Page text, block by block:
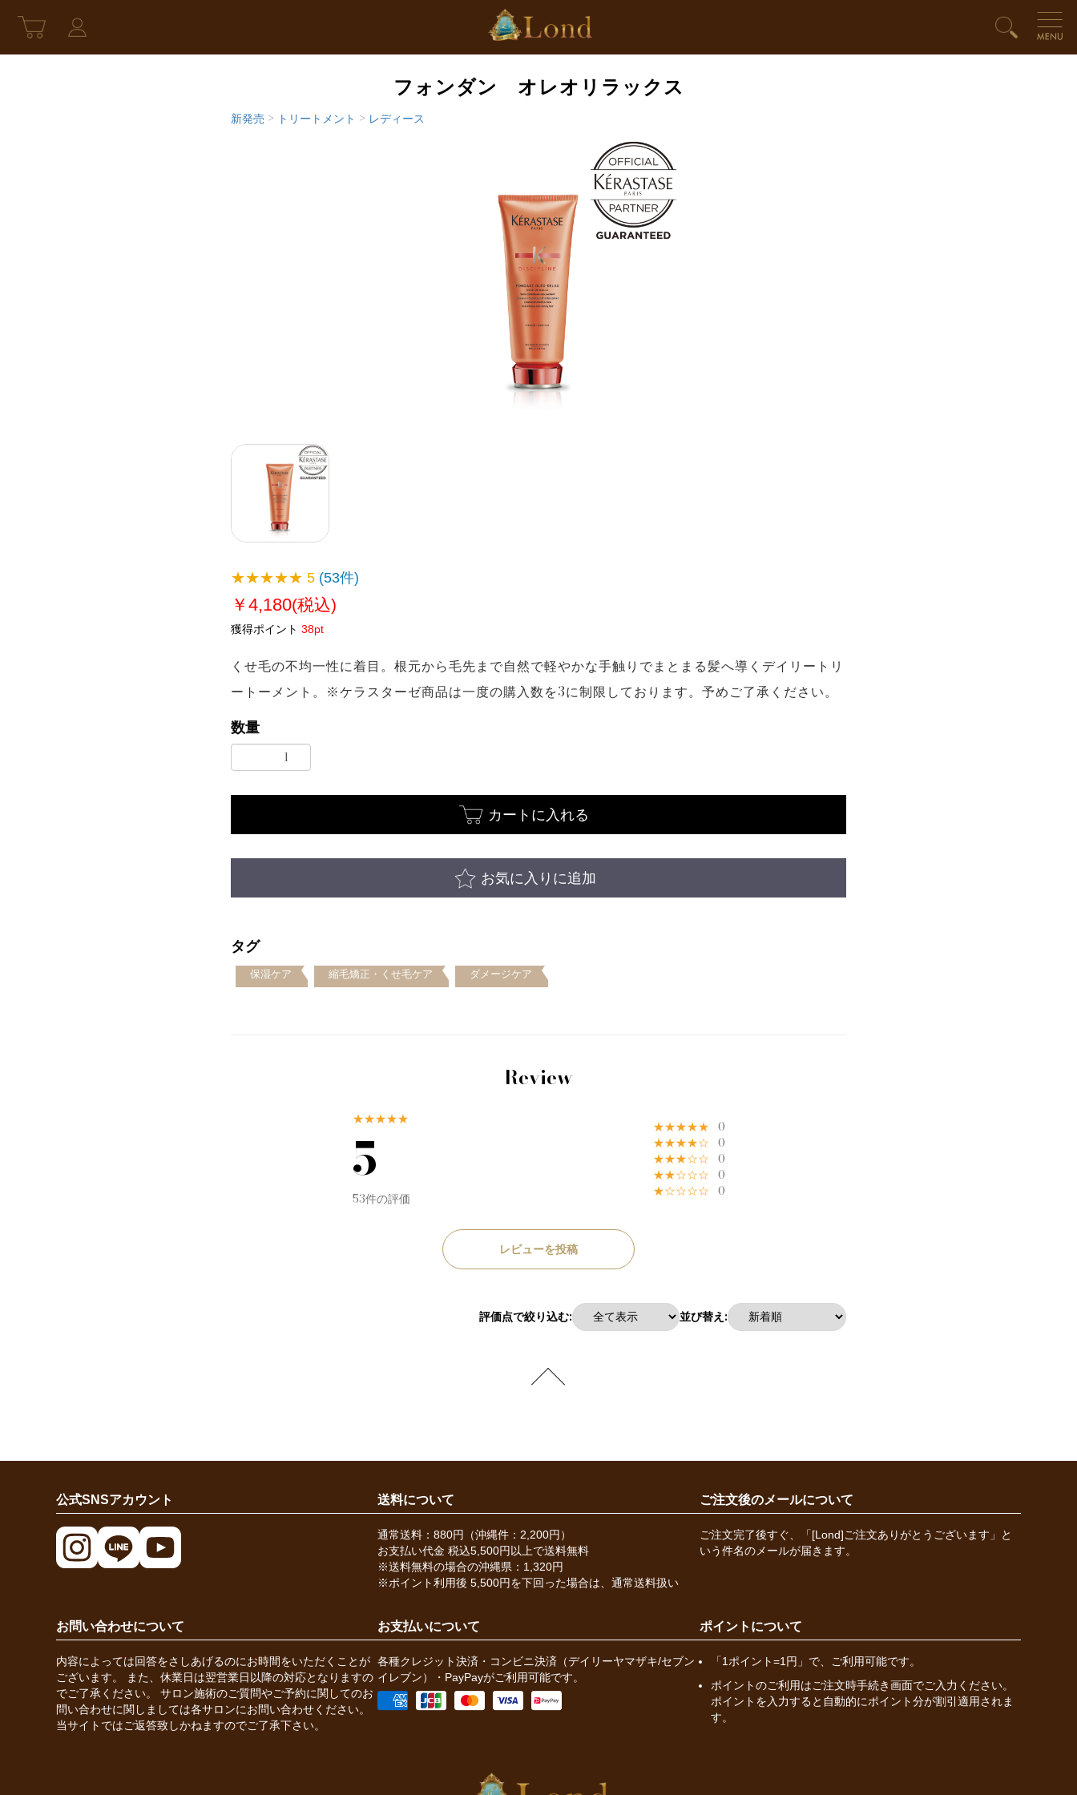
フォンダン オレオリラックス
新発売 > トリートメント > レディース
★★★★★ 5 (53件)
￥4,180(税込)
獲得ポイント 38pt
くせ毛の不均一性に着目。根元から毛先まで自然で軽やかな手触りでまとまる髪へ導くデイリートリ
ートーメント。※ケラスターゼ商品は一度の購入数を3に制限しております。予めご了承ください。
数量
カートに入れる
お気に入りに追加
タグ
保湿ケア 縮毛矯正・くせ毛ケア ダメージケア
Review
★★★★★
5
53件の評価
★★★★★ 0
★★★★☆ 0
★★★☆☆ 0
★★☆☆☆ 0
★☆☆☆☆ 0
レビューを投稿
評価点で絞り込む: 並び替え:
公式SNSアカウント 送料について
通常送料：880円（沖縄件：2,200円）
お支払い代金 税込5,500円以上で送料無料
※送料無料の場合の沖縄県：1,320円
※ポイント利用後 5,500円を下回った場合は、通常送料扱い
ご注文後のメールについて
ご注文完了後すぐ、「[Lond]ご注文ありがとうございます」と
いう件名のメールが届きます。
お問い合わせについて
内容によっては回答をさしあげるのにお時間をいただくことが
ございます。 また、休業日は翌営業日以降の対応となりますの
でご了承ください。 サロン施術のご質問やご予約に関してのお
問い合わせに関しましては各サロンにお問い合わせください。
当サイトではご返答致しかねますのでご了承下さい。
お支払いについて
各種クレジット決済・コンビニ決済（デイリーヤマザキ/セブン
イレブン）・PayPayがご利用可能です。
ポイントについて
「1ポイント=1円」で、ご利用可能です。
ポイントのご利用はご注文時手続き画面でご入力ください。
ポイントを入力すると自動的にポイント分が割引適用されま
す。